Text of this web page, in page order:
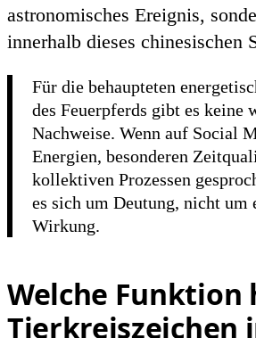
astronomisches Ereignis,
innerhalb dieses chinesischen
Für die behaupteten
des Feuerpferds gibt es keine
Nachweise. Wenn auf Social
Energien, besonderen
kollektiven Prozessen
es sich um Deutung, nicht um
Wirkung.
Welche Funktion
Tierkreiszeichen